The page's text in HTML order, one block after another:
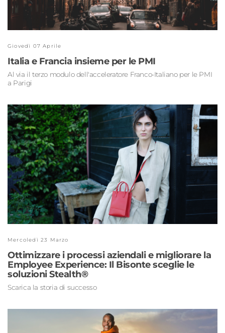
Giovedì 07 Aprile
Italia e Francia insieme per le PMI
Al via il terzo modulo dell'acceleratore Franco-Italiano per le PMI
a Parigi
Mercoledì 23 Marzo
Ottimizzare i processi aziendali e migliorare la
Employee Experience: Il Bisonte sceglie le
soluzioni Stealth®
Scarica la storia di successo